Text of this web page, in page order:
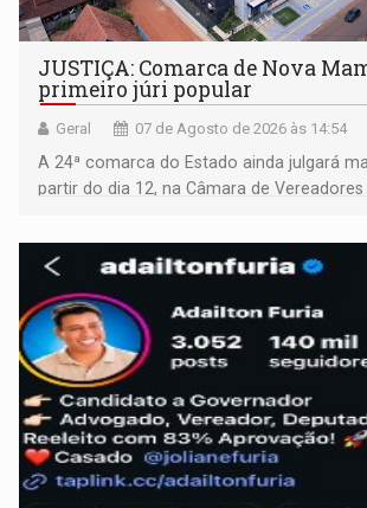
JUSTIÇA: Comarca de Nova
primeiro júri popular
Geral 07 de Agosto de 2026 às 14:54
A 24ª comarca do Estado ainda julgará
partir do dia 12, na Câmara de